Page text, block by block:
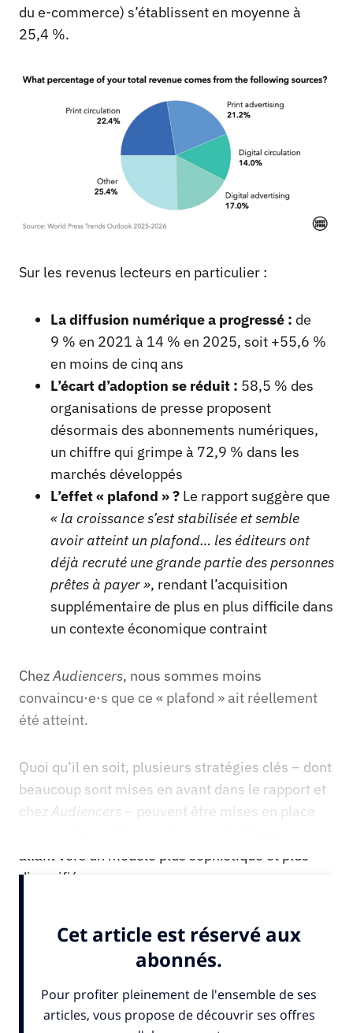
du e-commerce) s’établissent en moyenne à
25,4 %.
Sur les revenus lecteurs en particulier :
La diffusion numérique a progressé : de
9 % en 2021 à 14 % en 2025, soit +55,6 %
en moins de cinq ans
L’écart d’adoption se réduit : 58,5 % des
organisations de presse proposent
désormais des abonnements numériques,
un chiffre qui grimpe à 72,9 % dans les
marchés développés
L’effet « plafond » ? Le rapport suggère que
« la croissance s’est stabilisée et semble
avoir atteint un plafond… les éditeurs ont
déjà recruté une grande partie des personnes
prêtes à payer », rendant l’acquisition
supplémentaire de plus en plus difficile dans
un contexte économique contraint
ChezAudiencers, nous sommes moins
convaincu·e·s que ce « plafond » ait réellement
été atteint.
Quoi qu’il en soit, plusieurs stratégies clés – dont
beaucoup sont mises en avant dans le rapport et
chez Audiencers – peuvent être mises en place
allant vers un modèle plus sophistiqué et plus
diversifié.